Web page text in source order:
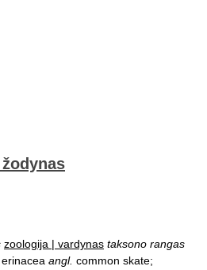
zoologija | vardynas taksono rangas
angl. common skate;